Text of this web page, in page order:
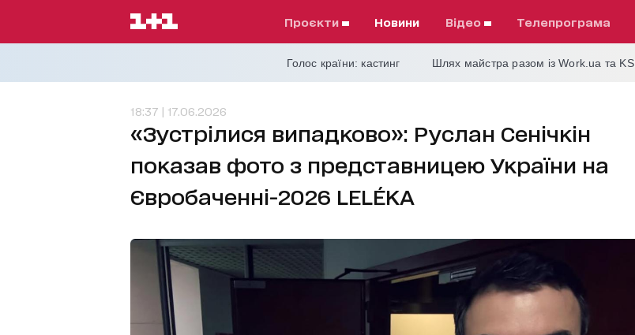
проєкти Новини відео телепрограма
Голос країни: кастинг Шлях майстра разом із Work.ua та
18:37 | 17.06.2026
«Зустрілися випадково»: Руслан Сенічкін
показав фото з представницею України на
Євробаченні-2026 LELÉKA